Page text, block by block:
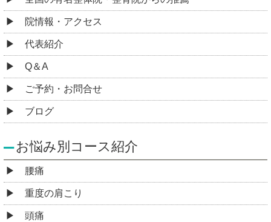
院情報・アクセス
代表紹介
Q＆A
ご予約・お問合せ
ブログ
お悩み別コース紹介
腰痛
重度の肩こり
頭痛